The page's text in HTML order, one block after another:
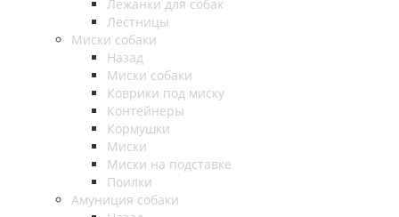
Лежанки для собак
Лестницы
Миски собаки
Назад
Миски собаки
Коврики под миску
Контейнеры
Кормушки
Миски
Миски на подставке
Поилки
Амуниция собаки